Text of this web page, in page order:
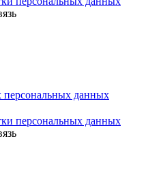
персональных данных
персональных данных